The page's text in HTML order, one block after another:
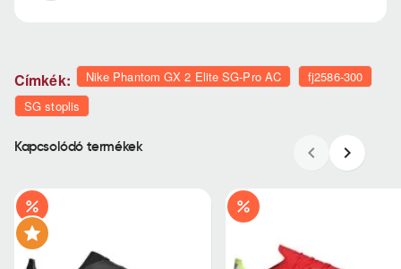
Címkék: Nike Phantom GX 2 Elite SG-Pro AC
fj2586-300
SG stoplis
Kapcsolódó termékek